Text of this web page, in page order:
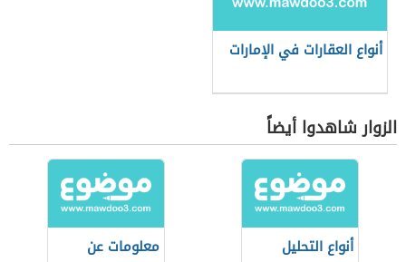
أنواع العقارات في الإمارات
الزوار شاهدوا أيضاً
أنواع التحليل
معلومات عن